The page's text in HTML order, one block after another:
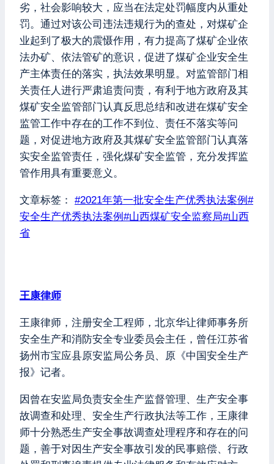
劣，社会影响较大，应当在法定处罚幅度内从重处
罚。通过对该公司违法违规行为的查处，对煤矿企
业起到了极大的震慑作用，有力提高了煤矿企业依
法办矿、依法管矿的意识，促进了煤矿企业安全生
产主体责任的落实，执法效果明显。对监管部门相
关责任人进行严肃追责问责，有利于地方政府及其
煤矿安全监管部门认真反思总结和改进在煤矿安全
监管工作中存在的工作不到位、责任不落实等问
题，对促进地方政府及其煤矿安全监管部门认真落
实安全监管责任，强化煤矿安全监管，充分发挥监
管作用具有重要意义。
文章标签： #2021年第一批安全生产优秀执法案例 #
安全生产优秀执法案例 #山西煤矿安全监察局#山西
省
王康律师
王康律师，注册安全工程师，北京华让律师事务所
安全生产和消防安全专业委员会主任，曾任江苏省
扬州市宝应县原安监局公务员、原《中国安全生产
报》记者。
因曾在安监局负责安全生产监督管理、生产安全事
故调查和处理、安全生产行政执法等工作，王康律
师十分熟悉生产安全事故调查处理程序和存在的问
题，善于对因生产安全事故引发的民事赔偿、行政